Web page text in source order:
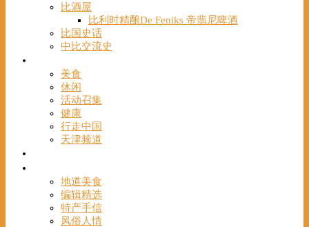
比酒屋
比利时精酿De Feniks 帝翡尼啤酒
比国史话
中比交流史
美食
休闲
活动召集
健康
行走中国
天津频道
地道美食
编辑精选
特产手信
风俗人情